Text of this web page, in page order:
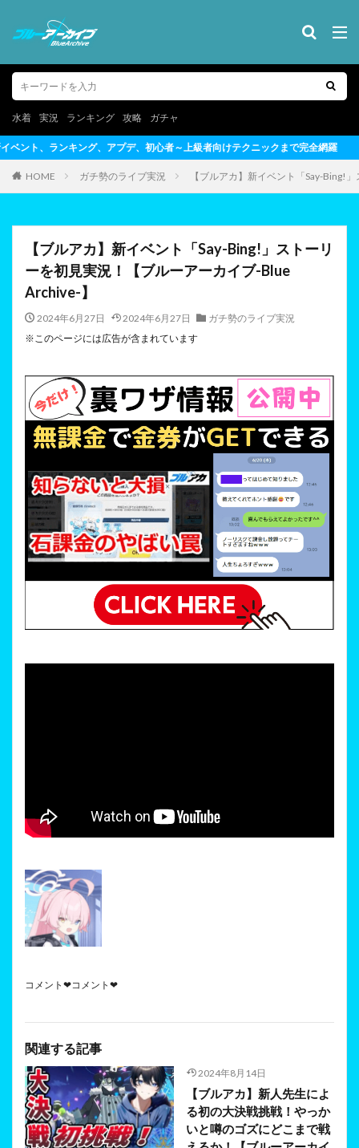
水着 実況 ランキング 攻略 ガチャ
～上級者向けテクニックまで完全網羅
HOME ガチ勢のライブ実況 【ブルアカ】新イベント「Say-Bing!
【ブルアカ】新イベント「Say-Bing!」ストーリ
ーを初見実況！【ブルーアーカイブ-Blue
Archive-】
2024年6月27日 2024年6月27日
ガチ勢のライブ実況
※このページには広告が含まれています
コメント❤コメント❤
関連する記事
2024年8月14日
【ブルアカ】新人先生によ
る初の大決戦挑戦！やっか
いと噂のゴズにどこまで戦